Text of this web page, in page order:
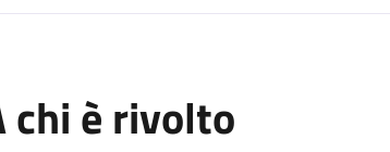
chi è rivolto